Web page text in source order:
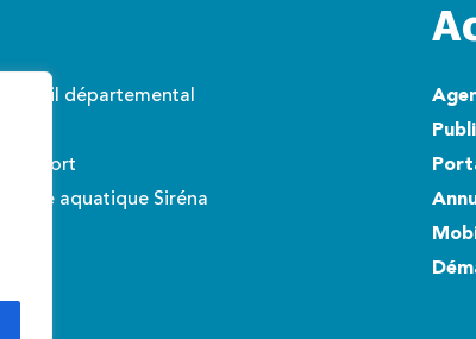
Conseil départemental
Aéroport
Centre aquatique Siréna